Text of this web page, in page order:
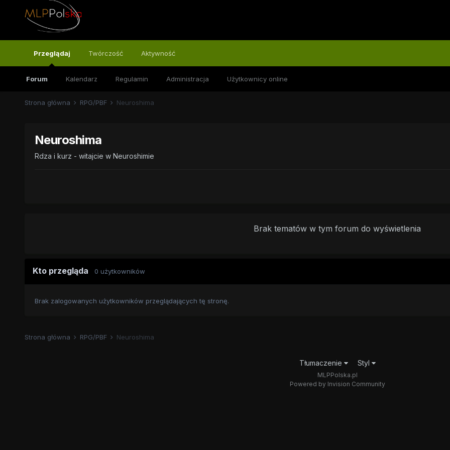
Przeglądaj
Forum Kalendarz Regulamin Administracja Użytkownicy online
Twórczość Aktywność
Strona główna RPG/PBF Neuroshima
Neuroshima
Rdza i kurz - witajcie w Neuroshimie
Brak tematów w tym forum do wyświetlenia
Kto przegląda 0 użytkowników
Brak zalogowanych użytkowników przeglądających tę stronę.
Strona główna RPG/PBF Neuroshima
Tłumaczenie Styl
MLPPolska.pl
Powered by Invision Community